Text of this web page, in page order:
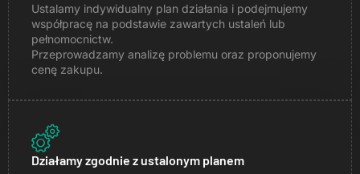
Ustalamy indywidualny plan działania i podejmujemy
współpracę na podstawie zawartych ustaleń lub
pełnomocnictw.
Przeprowadzamy analizę problemu oraz proponujemy
cenę zakupu.
Działamy zgodnie z ustalonym planem